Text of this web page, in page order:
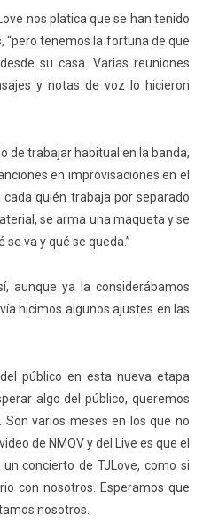
nos platica que se han tenido
“pero tenemos la fortuna de que
su casa. Varias reuniones
y notas de voz lo hicieron
de trabajar habitual en la banda,
en improvisaciones en el
quién trabaja por separado
se arma una maqueta y se
va y qué se queda.”
aunque ya la considerábamos
hicimos algunos ajustes en las
público en esta nueva etapa
algo del público, queremos
varios meses en los que no
de NMQV y del Live es que el
concierto de TJLove, como si
con nosotros. Esperamos que
nosotros.